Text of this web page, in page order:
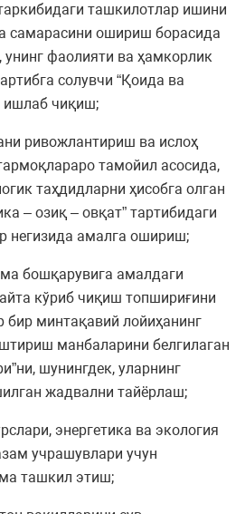
ташкилотлар ишини
самарасини ошириш борасида
фаолияти ва ҳамкорлик
солувчи “Қоида ва
ишлаб чиқиш;
ривожлантириш ва ислоҳ
тамойил асосида,
таҳдидларни ҳисобга олган
– озиқ – овқат” тартибидаги
негизида амалга ошириш;
бошқарувига амалдаги
кўриб чиқиш топшириғини
бир минтақавий лойиҳанинг
манбаларини белгилаган
шунингдек, уларнинг
жадвални тайёрлаш;
энергетика ва экология
учрашувлари учун
ташкил этиш;